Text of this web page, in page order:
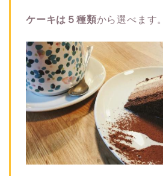
ケーキは５種類から選べます。